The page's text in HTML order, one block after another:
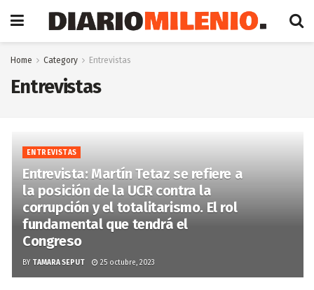
Home Category Entrevistas
Entrevistas
ENTREVISTAS
Entrevista: Martín Tetaz se refiere a
la posición de la UCR contra la
corrupción y el totalitarismo. El rol
fundamental que tendrá el
Congreso
BY TAMARA SEPUT 25 octubre, 2023